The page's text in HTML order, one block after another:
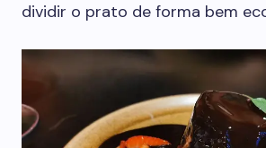
dividir o prato de forma bem